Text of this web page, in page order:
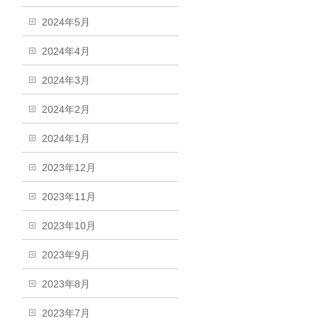
2024年5月
2024年4月
2024年3月
2024年2月
2024年1月
2023年12月
2023年11月
2023年10月
2023年9月
2023年8月
2023年7月